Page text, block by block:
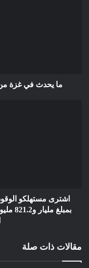
ما يحدث في غزة
اشترى مستهلكو
مقالات ذات صلة